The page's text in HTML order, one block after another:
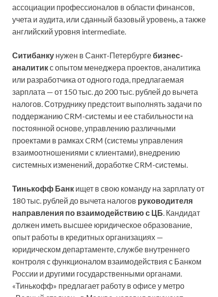
ассоциации профессионалов в области финансов,
учета и аудита, или сданный базовый уровень, а также
английский уровня intermediate.
Ситибанку нужен в Санкт-Петербургебизнес-
аналитикс опытом менеджера проектов, аналитика
или разработчика от одного года, предлагаемая
зарплата — от 150 тыс. до 200 тыс. рублей до вычета
налогов. Сотруднику предстоит выполнять задачи по
поддержанию CRM-системы и ее стабильности на
постоянной основе, управлению различными
проектами в рамках CRM (системы управления
взаимоотношениями с клиентами), внедрению
системных изменений, доработке CRM-системы.
Тинькофф Банк ищет в свою команду на зарплату от
180 тыс. рублей до вычета налогов руководителя
направления по взаимодействию с ЦБ. Кандидат
должен иметь высшее юридическое образование,
опыт работы в кредитных организациях —
юридическом департаменте, службе внутреннего
контроля с функционалом взаимодействия с Банком
России и другими государственными органами.
«Тинькофф» предлагает работу в офисе у метро